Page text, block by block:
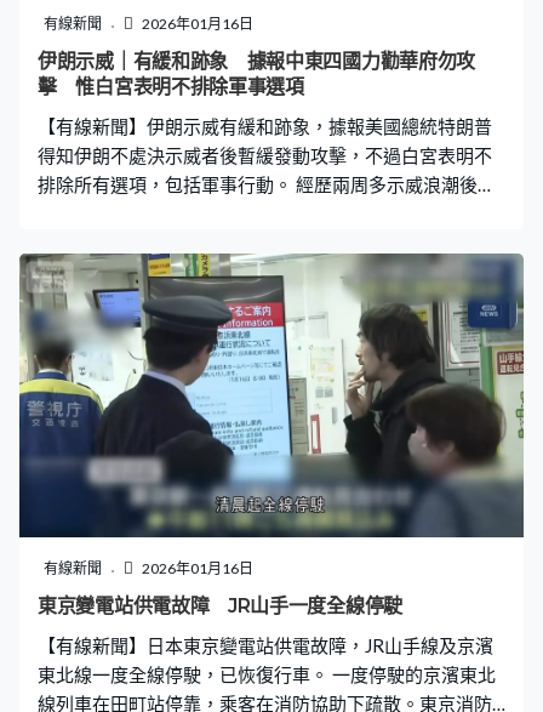
有線新聞 2026年01月16日
伊朗示威｜有緩和跡象 據報中東四國力勸華府勿攻
擊 惟白宮表明不排除軍事選項
【有線新聞】伊朗示威有緩和跡象，據報美國總統特朗普
得知伊朗不處決示威者後暫緩發動攻擊，不過白宮表明不
排除所有選項，包括軍事行動。 經歷兩周多示威浪潮後，
張。 美國有線新聞網絡引述知情人士，總統特朗普周二與
國安官員開會磋商攻擊伊朗的方案，有官員匯報伊朗計劃
處決26歲示威者蘇丹尼，他觀看德黑蘭政府過往行刑片段
時深受觸動，憂慮可怕情況重演。他之後呼籲示威者繼續
抗爭，稱援助即將來到，令外界揣測美軍將對伊朗採取軍
事行動。 事隔一天，特朗普說收到可靠消息伊朗已停止殺
戮和處決示威者，未有下令展開軍事行動，相信關鍵是他
知悉蘇丹尼暫時不會被處決，態度有所改變。伊朗司法部
門亦否認蘇丹尼被判死刑，加上卡塔爾、阿曼、沙特阿拉
伯及埃及四國，據報在美伊之間密集外交斡旋，力勸華府
勿攻擊伊朗，否則不僅波及美國自身，更危及整個中東的
安全和經濟。四國同時警告伊朗，若報復中東地區的美軍
設施，將嚴重影響伊朗與中東國家的關係。 白宮發言人萊
維特強調不排除軍事選項。萊維特：「總統今天得悉原定
昨天執行的800宗死刑已中止，總統及團隊正
有線新聞 2026年01月16日
東京變電站供電故障 JR山手一度全線停駛
【有線新聞】日本東京變電站供電故障，JR山手線及京濱
東北線一度全線停駛，已恢復行車。 一度停駛的京濱東北
線列車在田町站停靠，乘客在消防協助下疏散。東京消防